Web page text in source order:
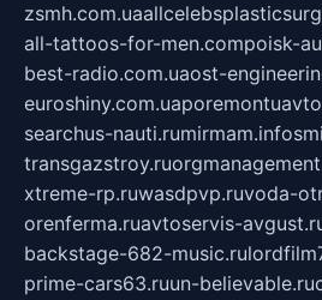
zsmh.com.ua
all-tattoos-for-men.compoisk-
best-radio.com.uaost-
euroshiny.com.ua
searchus-nauti.rumirmam.info
transgazstroy.ru
xtreme-rp.ruwasdpvp.ruvoda-
orenferma.ruavtoservis-
backstage-682-music.ru
prime-cars63.ruun-believable.ru